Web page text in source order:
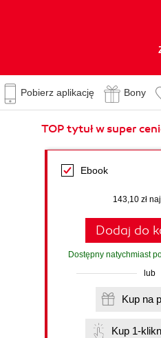
Pobierz aplikację Bony
TOP tytuł w super
Ebook
143,10 zł
Dodaj do
Dostępny natychmiast
lub
Kup 1-